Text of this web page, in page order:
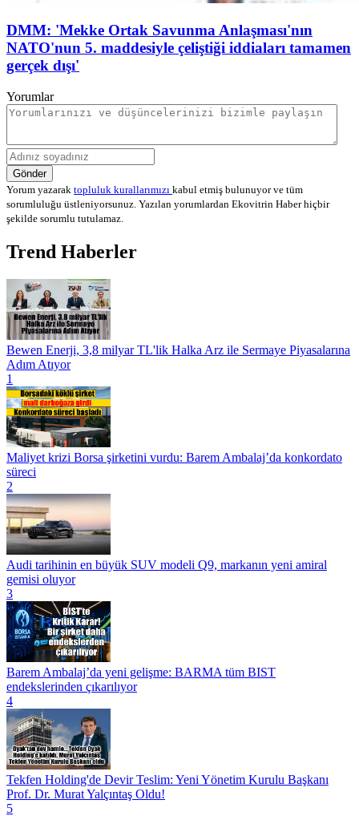
DMM: 'Mekke Ortak Savunma Anlaşması'nın
NATO'nun 5. maddesiyle çeliştiği iddiaları tamamen
gerçek dışı'
Yorumlar
Gönder
Yorum yazarak topluluk kurallarımızı kabul etmiş bulunuyor ve tüm
sorumluluğu üstleniyorsunuz. Yazılan yorumlardan Ekovitrin Haber hiçbir
şekilde sorumlu tutulamaz.
Trend Haberler
Bewen Enerji, 3,8 milyar TL'lik Halka Arz ile Sermaye Piyasalarına
Adım Atıyor
1
Maliyet krizi Borsa şirketini vurdu: Barem Ambalaj’da konkordato
süreci
2
Audi tarihinin en büyük SUV modeli Q9, markanın yeni amiral
gemisi oluyor
3
Barem Ambalaj’da yeni gelişme: BARMA tüm BIST
endekslerinden çıkarılıyor
4
Tekfen Holding'de Devir Teslim: Yeni Yönetim Kurulu Başkanı
Prof. Dr. Murat Yalçıntaş Oldu!
5